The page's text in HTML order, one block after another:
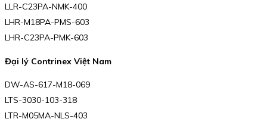
LLR-C23PA-NMK-400
LHR-M18PA-PMS-603
LHR-C23PA-PMK-603
Đại lý Contrinex Việt Nam
DW-AS-617-M18-069
LTS-3030-103-318
LTR-M05MA-NLS-403